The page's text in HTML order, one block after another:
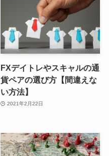
FXデイトレやスキャルの通
貨ペアの選び方【間違えな
い方法】
2021年2月22日